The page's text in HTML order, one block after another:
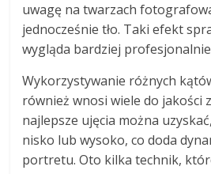
uwagę na twarzach
jednocześnie tło. Taki efekt
wygląda bardziej
Wykorzystywanie różnych
również wnosi wiele do jakości
najlepsze ujęcia można
nisko lub wysoko, co doda
portretu. Oto kilka technik,